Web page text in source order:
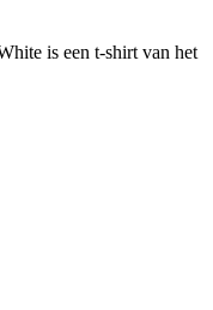
is een t-shirt van het